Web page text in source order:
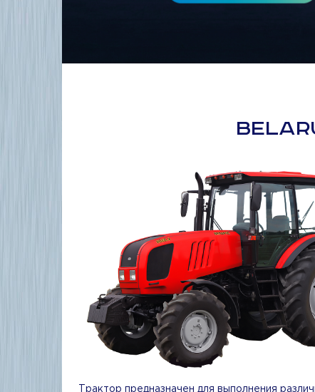
Трактор предназначен для выполнения